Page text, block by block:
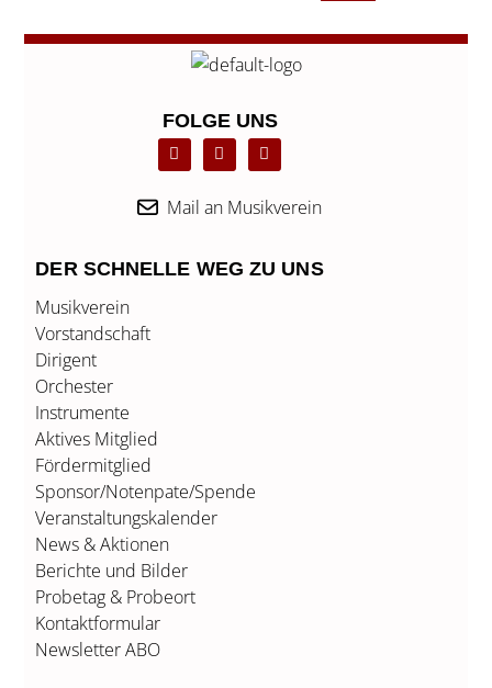
FOLGE UNS
F
a
c
b
o
L
i
n
d
T
w
i
t
e
Mail an Musikverein
DER SCHNELLE WEG ZU UNS
Musikverein
Vorstandschaft
Dirigent
Orchester
Instrumente
Aktives Mitglied
Fördermitglied
Sponsor/Notenpate/Spende
Veranstaltungskalender
News & Aktionen
Berichte und Bilder
Probetag & Probeort
Kontaktformular
Newsletter ABO